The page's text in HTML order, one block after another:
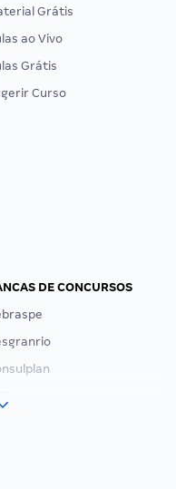
Grátis
ao Vivo
Grátis
Curso
DE CONCURSOS